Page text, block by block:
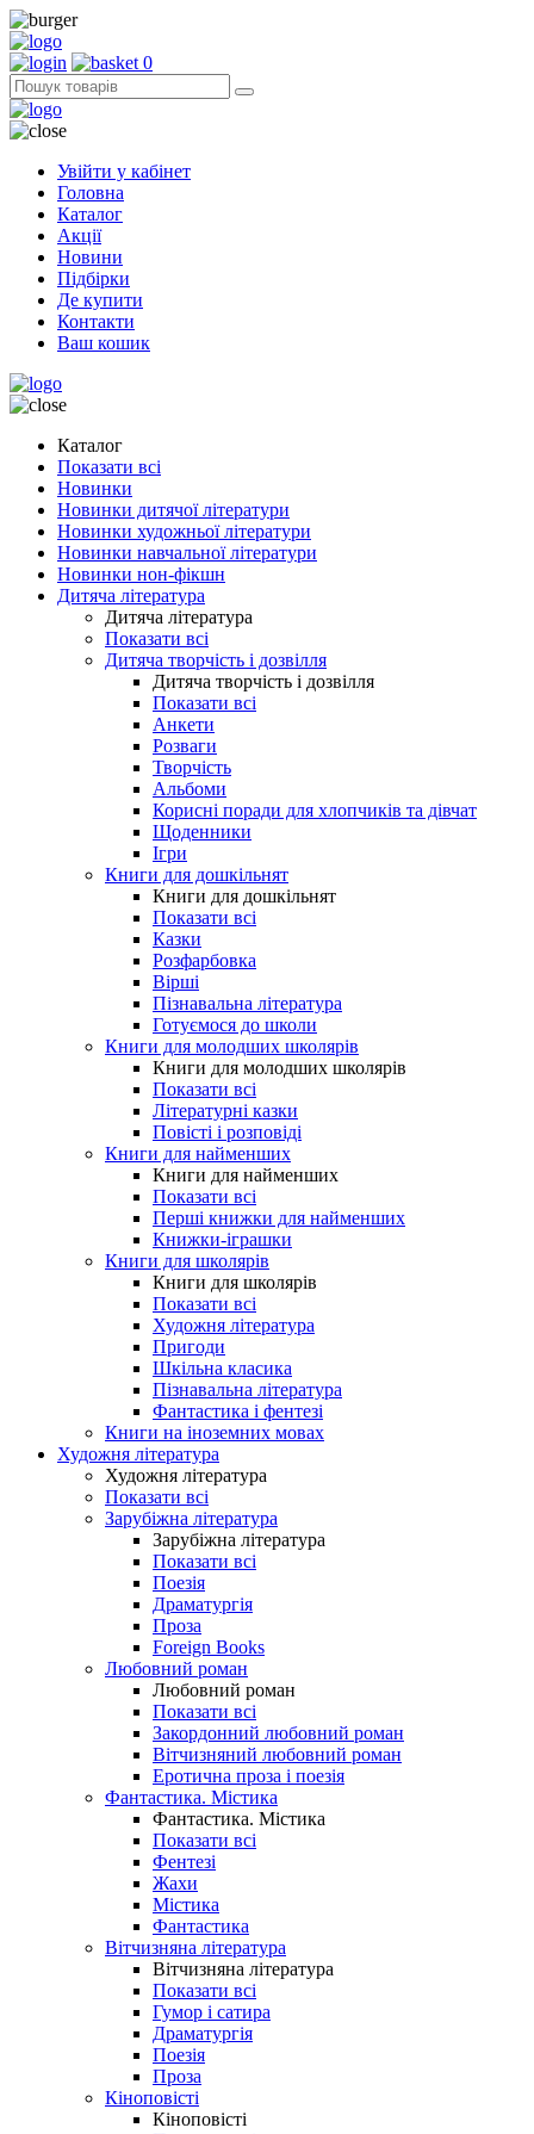
0
Увійти у кабінет
Головна
Каталог
Акції
Новини
Підбірки
Де купити
Контакти
Ваш кошик
Каталог
Показати всі
Новинки
Новинки дитячої літератури
Новинки художньої літератури
Новинки навчальної літератури
Новинки нон-фікшн
Дитяча література
Дитяча література
Показати всі
Дитяча творчість і дозвілля
Дитяча творчість і дозвілля
Показати всі
Анкети
Розваги
Творчість
Альбоми
Корисні поради для хлопчиків та дівчат
Щоденники
Ігри
Книги для дошкільнят
Книги для дошкільнят
Показати всі
Казки
Розфарбовка
Вірші
Пізнавальна література
Готуємося до школи
Книги для молодших школярів
Книги для молодших школярів
Показати всі
Літературні казки
Повісті і розповіді
Книги для найменших
Книги для найменших
Показати всі
Перші книжки для найменших
Книжки-іграшки
Книги для школярів
Книги для школярів
Показати всі
Художня література
Пригоди
Шкільна класика
Пізнавальна література
Фантастика і фентезі
Книги на іноземних мовах
Художня література
Художня література
Показати всі
Зарубіжна література
Зарубіжна література
Показати всі
Поезія
Драматургія
Проза
Foreign Books
Любовний роман
Любовний роман
Показати всі
Закордонний любовний роман
Вітчизняний любовний роман
Еротична проза і поезія
Фантастика. Містика
Фантастика. Містика
Показати всі
Фентезі
Жахи
Містика
Фантастика
Вітчизняна література
Вітчизняна література
Показати всі
Гумор і сатира
Драматургія
Поезія
Проза
Кіноповісті
Кіноповісті